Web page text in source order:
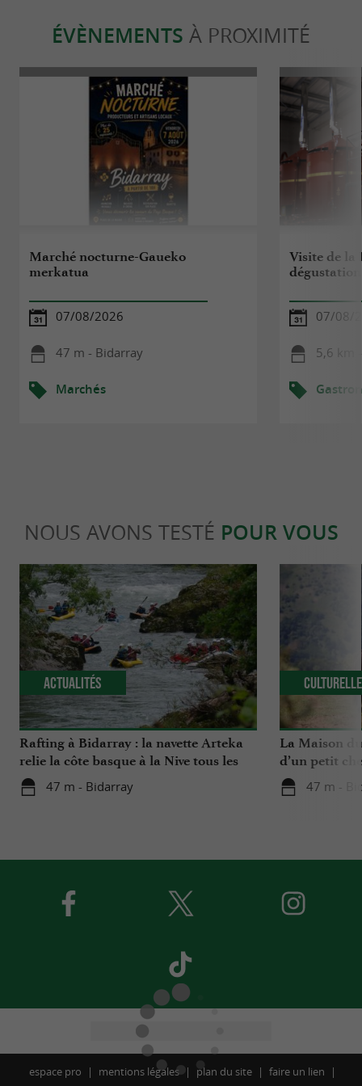
ÉVÈNEMENTS À PROXIMITÉ
Marché nocturne-Gaueko
merkatua
07/08/2026
47 m - Bidarray
Marchés
Visite de la
dégustation
07/08/
5,6 km
NOUS AVONS TESTÉ POUR VOUS
Rafting à Bidarray : la navette Arteka
relie la côte basque à la Nive tous les
mardis cet été
47 m - Bidarray
Actualités
La Maison
d’un petit
Basque
47 m -
Culturelle
espace pro mentions légales plan du site faire un lien